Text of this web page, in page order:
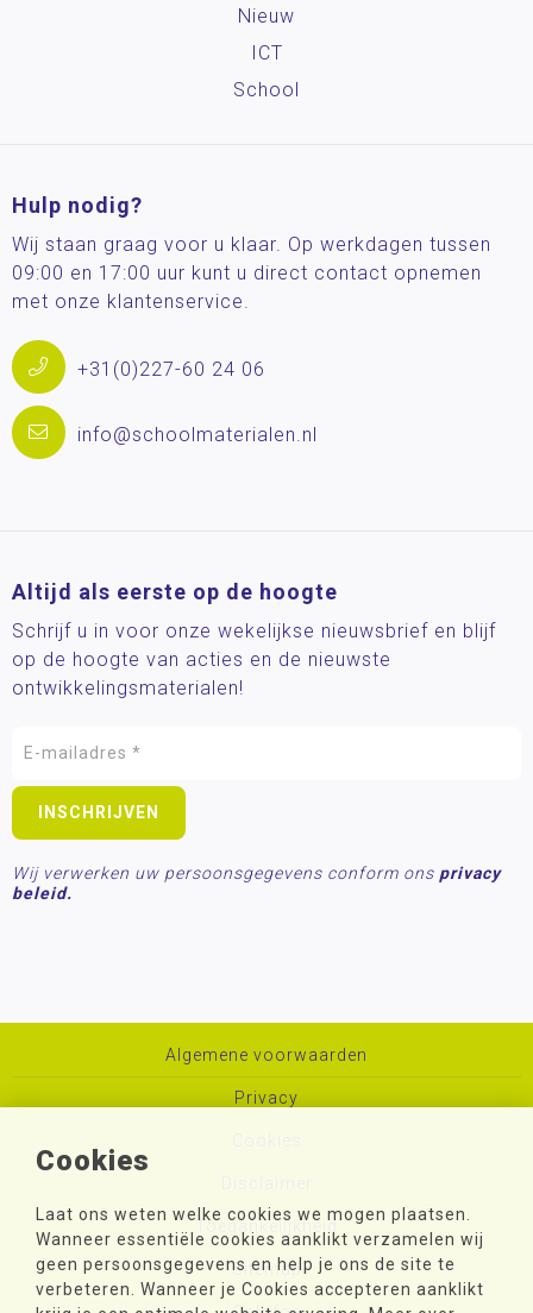
Cookies
Laat ons weten welke cookies we mogen plaatsen.
Wanneer essentiële cookies aanklikt verzamelen wij
geen persoonsgegevens en help je ons de site te
verbeteren. Wanneer je Cookies accepteren aanklikt
Nieuw
ICT
School
Hulp nodig?
Wij staan graag voor u klaar. Op werkdagen tussen
09:00 en 17:00 uur kunt u direct contact opnemen
met onze klantenservice.
+31(0)227-60 24 06
info@schoolmaterialen.nl
Altijd als eerste op de hoogte
Schrijf u in voor onze wekelijkse nieuwsbrief en blijf
op de hoogte van acties en de nieuwste
ontwikkelingsmaterialen!
Wij verwerken uw persoonsgegevens conform ons privacy
beleid.
Algemene voorwaarden
Privacy
Toegankelijkheid
Sitemap